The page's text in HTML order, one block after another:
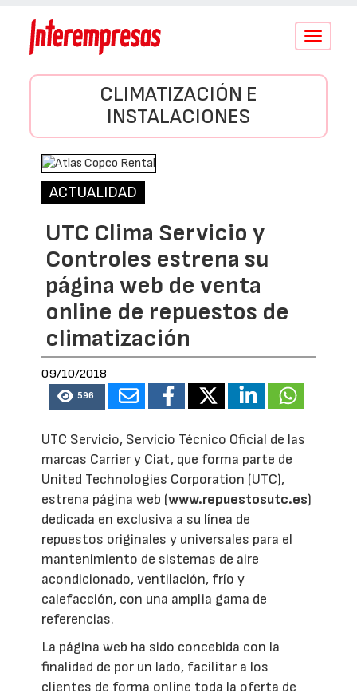
Conmutar
CLIMATIZACIÓN E
INSTALACIONES
ACTUALIDAD
UTC Clima Servicio y
Controles estrena su
página web de venta
online de repuestos de
climatización
09/10/2018
596
UTC Servicio, Servicio Técnico Oficial de las
marcas Carrier y Ciat, que forma parte de
United Technologies Corporation (UTC),
estrena página web (www.repuestosutc.es)
dedicada en exclusiva a su línea de
repuestos originales y universales para el
mantenimiento de sistemas de aire
acondicionado, ventilación, frío y
calefacción, con una amplia gama de
referencias.
La página web ha sido concebida con la
finalidad de por un lado, facilitar a los
clientes de forma online toda la oferta de